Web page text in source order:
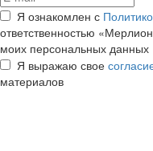
Я ознакомлен с
ответственностью
моих персональных данных
Я выражаю свое
материалов